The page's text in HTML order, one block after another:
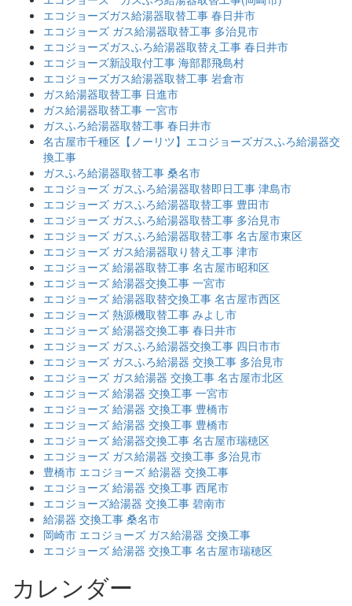
エコジョーズガス給湯器取替工事 春日井市
エコジョーズ ガス給湯器取替工事 多治見市
エコジョーズガスふろ給湯器取替え工事 春日井市
エコジョーズ新設取付工事 海部郡飛島村
エコジョーズガス給湯器取替工事 岩倉市
ガス給湯器取替工事 日進市
ガス給湯器取替工事 一宮市
ガスふろ給湯器取替工事 春日井市
名古屋市千種区【ノーリツ】エコジョーズガスふろ給湯器交
換工事
ガスふろ給湯器取替工事 桑名市
エコジョーズ ガスふろ給湯器取替即日工事 津島市
エコジョーズ ガスふろ給湯器取替工事 豊田市
エコジョーズ ガスふろ給湯器取替工事 多治見市
エコジョーズ ガスふろ給湯器取替工事 名古屋市東区
エコジョーズ ガス給湯器取り替え工事 津市
エコジョーズ 給湯器取替工事 名古屋市昭和区
エコジョーズ 給湯器交換工事 一宮市
エコジョーズ 給湯器取替交換工事 名古屋市西区
エコジョーズ 熱源機取替工事 みよし市
エコジョーズ 給湯器交換工事 春日井市
エコジョーズ ガスふろ給湯器交換工事 四日市市
エコジョーズ ガスふろ給湯器 交換工事 多治見市
エコジョーズ ガス給湯器 交換工事 名古屋市北区
エコジョーズ 給湯器 交換工事 一宮市
エコジョーズ 給湯器 交換工事 豊橋市
エコジョーズ 給湯器 交換工事 豊橋市
エコジョーズ 給湯器交換工事 名古屋市瑞穂区
エコジョーズ ガス給湯器 交換工事 多治見市
豊橋市 エコジョーズ 給湯器 交換工事
エコジョーズ 給湯器 交換工事 西尾市
エコジョーズ給湯器 交換工事 碧南市
給湯器 交換工事 桑名市
岡崎市 エコジョーズ ガス給湯器 交換工事
エコジョーズ 給湯器 交換工事 名古屋市瑞穂区
カレンダー